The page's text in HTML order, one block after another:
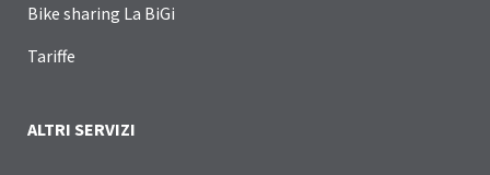
Bike sharing La BiGi
Tariffe
ALTRI SERVIZI